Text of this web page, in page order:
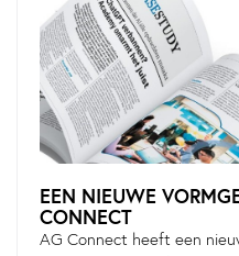
EEN NIEUWE
CONNECT
AG Connect heeft een